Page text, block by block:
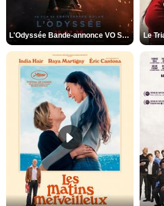
L'Odyssée Bande-annonce VO STFR Le